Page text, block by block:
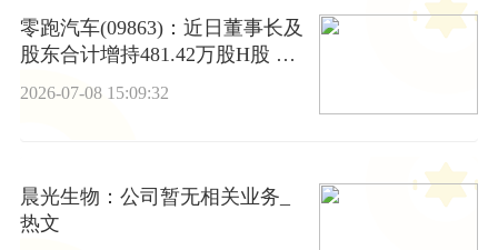
零跑汽车(09863)：近日董事长及
股东合计增持481.42万股H股 平
均每股35.86港元_最新
2026-07-08 15:09:32
晨光生物：公司暂无相关业务_
热文